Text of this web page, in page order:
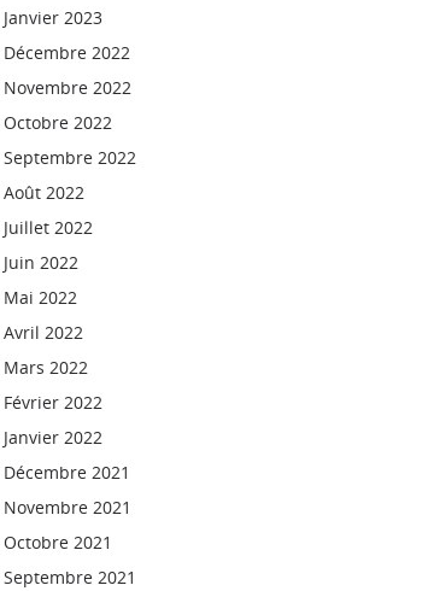
Janvier 2023
Décembre 2022
Novembre 2022
Octobre 2022
Septembre 2022
Août 2022
Juillet 2022
Juin 2022
Mai 2022
Avril 2022
Mars 2022
Février 2022
Janvier 2022
Décembre 2021
Novembre 2021
Octobre 2021
Septembre 2021